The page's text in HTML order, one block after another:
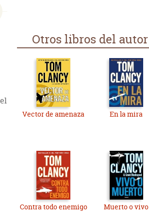
Otros libros del autor
Vector de amenaza En la mira
Contra todo enemigo Muerto o vivo